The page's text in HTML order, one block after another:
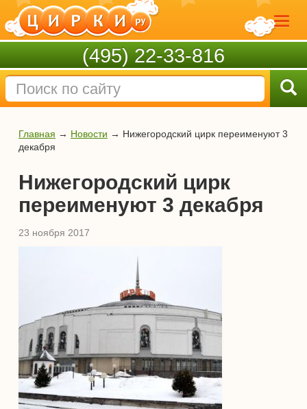
(495) 22-33-816
Главная → Новости → Нижегородский цирк переименуют 3
декабря
Нижегородский цирк
переименуют 3 декабря
23 ноября 2017